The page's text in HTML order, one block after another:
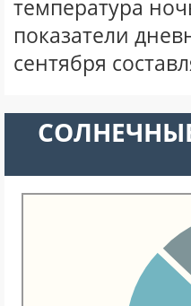
температура
показатели
сентября